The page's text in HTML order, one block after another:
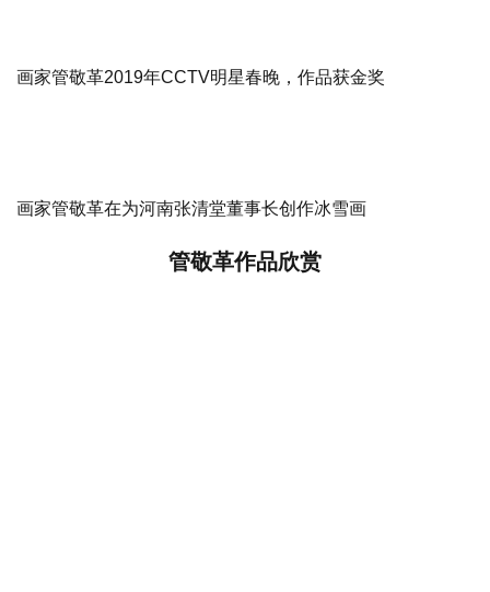
画家管敬革2019年CCTV明星春晚，作品获金奖
画家管敬革在为河南张清堂董事长创作冰雪画
管敬革作品欣赏